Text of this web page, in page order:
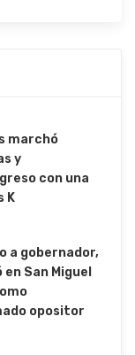
marchó
y
con una
K
a gobernador,
San Miguel
opositor